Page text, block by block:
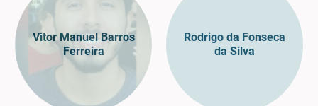
Vitor Manuel Barros
Ferreira
Rodrigo da Fonseca
da Silva